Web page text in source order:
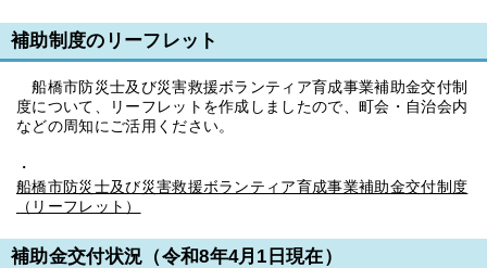
補助制度のリーフレット
船橋市防災士及び災害救援ボランティア育成事業補助金交付制
度について、リーフレットを作成しましたので、町会・自治会内
などの周知にご活用ください。
・
船橋市防災士及び災害救援ボランティア育成事業補助金交付制度
（リーフレット）
補助金交付状況（令和8年4月1日現在）